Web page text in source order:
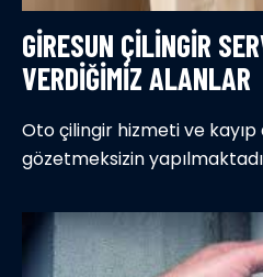
GIRESUN ÇILINGIR
VERDIĞIMIZ ALANLAR
Oto çilingir hizmeti ve
gözetmeksizin